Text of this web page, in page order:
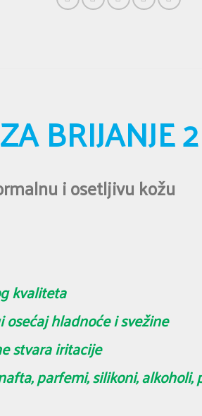
BRIJANJE 2
i osetljivu kožu
mleka
kvaliteta
hladnoće i svežine
stvara iritacije
parfemi, silikoni, alkoholi,